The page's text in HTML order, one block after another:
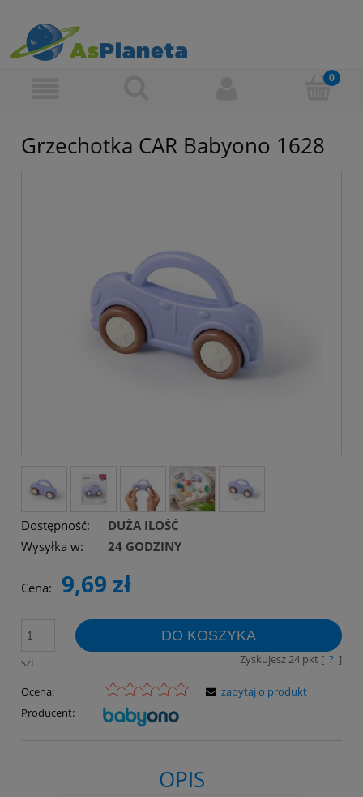
Grzechotka CAR Babyono 1628
Dostępność:
DUŻA ILOŚĆ
Wysyłka w:
24 GODZINY
Cena: 9,69 zł
szt.
DO KOSZYKA
Zyskujesz24pkt [ ? ]
Ocena:
Producent:
zapytaj o produkt
OPIS